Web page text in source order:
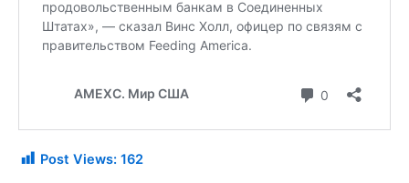
Post Views: 162